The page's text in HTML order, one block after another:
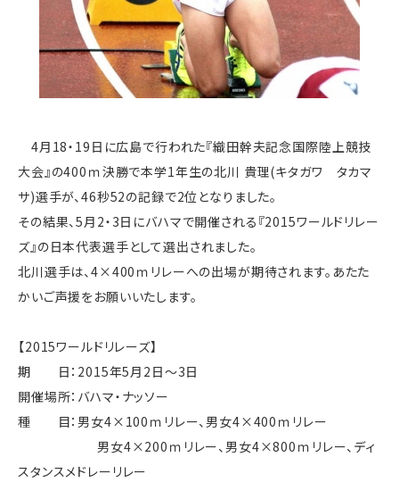
4月18・19日に広島で行われた『織田幹夫記念国際陸上競技
大会』の400ｍ決勝で本学1年生の北川 貴理(キタガワ タカマ
サ)選手が、46秒52の記録で2位となりました。
その結果、5月2・3日にバハマで開催される『2015ワールドリレー
ズ』の日本代表選手として選出されました。
北川選手は、4×400ｍリレーへの出場が期待されます。あたた
かいご声援をお願いいたします。
【2015ワールドリレーズ】
期 日：2015年5月2日～3日
開催場所：バハマ・ナッソー
種 目：男女4×100ｍリレー、男女4×400ｍリレー
男女4×200ｍリレー、男女4×800ｍリレー、ディ
スタンスメドレーリレー